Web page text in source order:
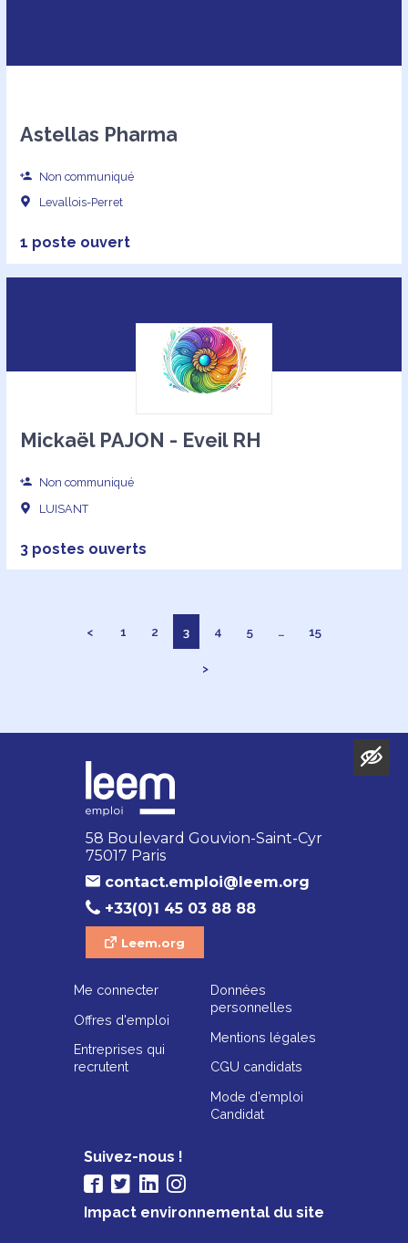
Astellas Pharma
Non communiqué
Levallois-Perret
1 poste ouvert
Mickaël PAJON - Eveil RH
Non communiqué
LUISANT
3 postes ouverts
< 1 2 3 4 5 … 15
>
58 Boulevard Gouvion-Saint-Cyr
75017 Paris
contact.emploi@leem.org
+33(0)1 45 03 88 88
Leem.org
Me connecter
Offres d'emploi
Entreprises qui
recrutent
Données
personnelles
Mentions légales
CGU candidats
Mode d'emploi
Candidat
Suivez-nous !
Impact environnemental du site